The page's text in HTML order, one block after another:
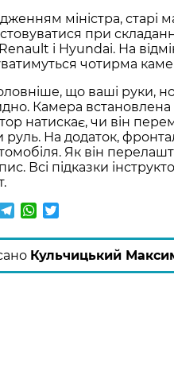
міністра, старі
при
і Hyundai. На
чотирма
що ваші руки,
Камера встановлена
натискає, чи він
руль. На додаток,
Як він
Всі підказки
Facebook
TelegramWhatsApp
Кульчицький